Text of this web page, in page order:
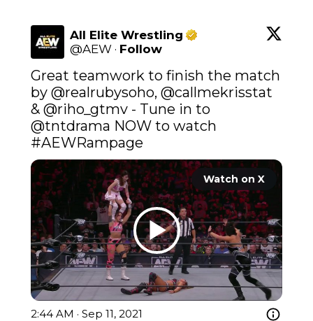
All Elite Wrestling
@AEW · Follow
Great teamwork to finish the match
by @realrubysoho, @callmekrisstat
@tntdrama
#AEWRampage
Watch on X
2:44 AM · Sep 11, 2021